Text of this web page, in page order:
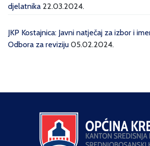
djelatnika 22.03.2024.
JKP Kostajnica: Javni natječaj za izbor i
Odbora za reviziju 05.02.2024.